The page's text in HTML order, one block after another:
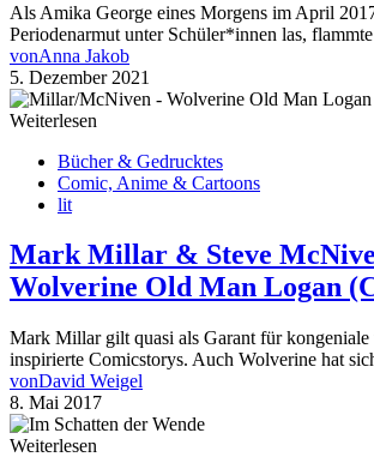
Als Amika George eines Morgens im April
Periodenarmut unter Schüler*innen las,
vonAnna Jakob
5. Dezember 2021
Weiterlesen
Bücher & Gedrucktes
Comic, Anime & Cartoons
lit
Mark Millar & Steve
Wolverine Old Man Logan
Mark Millar gilt quasi als Garant für
inspirierte Comicstorys. Auch Wolverine hat
vonDavid Weigel
8. Mai 2017
Weiterlesen